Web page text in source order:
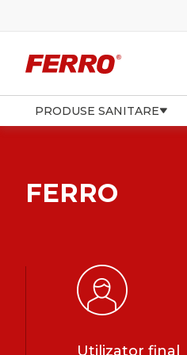
PRODUSE SANITARE
FERRO
Utilizator final